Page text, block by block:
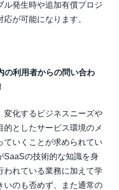
ル発生時や追加有償プロジ
が可能になります。
の利用者からの問い合わ
変化するビジネスニーズや
としたサービス環境のメ
ていくことが求められてい
SaaSの技術的な知識を身
われている業務に加えて学
いのも否めず、また通常の